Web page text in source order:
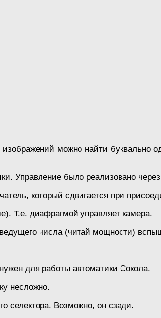
можно найти буквально
Управление было реализовано через
который сдвигается при
Т.е. диафрагмой управляет камера.
числа (читай мощности)
для работы автоматики Сокола.
несложно.
селектора. Возможно, он сзади.